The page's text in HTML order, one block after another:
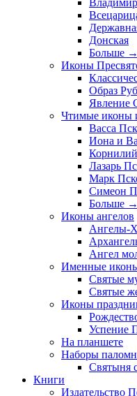
Донская
Больше →
Иконы
Образ
Явление
Чтимые иконы
Васса
Иона и
Лазарь
Марк
Симеон
Больше →
Иконы ангелов
Ангелы-
Ангел
Именные
Святые
Святые
Иконы
Успение
На планшете
Наборы
Святыня
Книги
Издательство